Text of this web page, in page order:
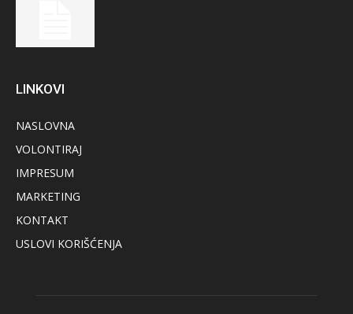
LINKOVI
NASLOVNA
VOLONTIRAJ
IMPRESUM
MARKETING
KONTAKT
USLOVI KORIŠĆENJA